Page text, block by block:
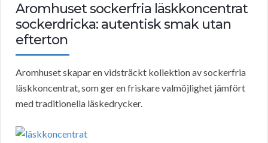
Aromhuset sockerfria läskkoncentrat
sockerdricka: autentisk smak utan
efterton
Aromhuset skapar en vidsträckt kollektion av sockerfria
läskkoncentrat, som ger en friskare valmöjlighet jämfört
med traditionella läskedrycker.